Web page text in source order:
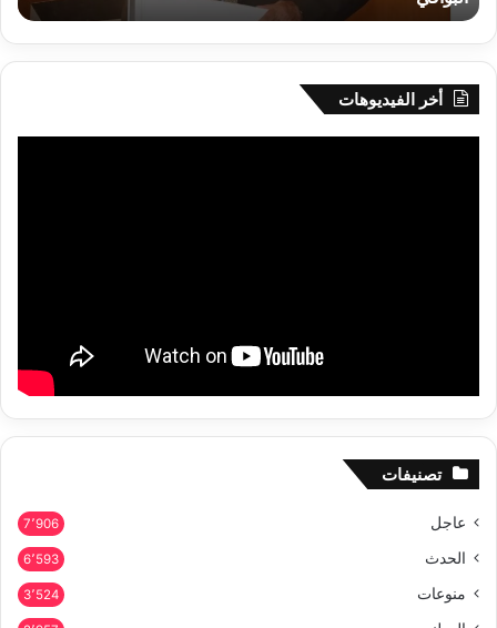
البواقي
أخر الفيديوهات
تصنيفات
عاجل 7٬906
الحدث 6٬593
منوعات 3٬524